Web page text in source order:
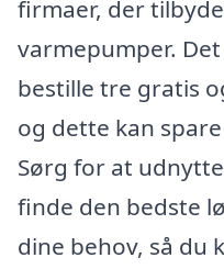
firmaer, der
varmepumper.
bestille tre gratis
og dette kan
Sørg for at
finde den bedste
dine behov, så du